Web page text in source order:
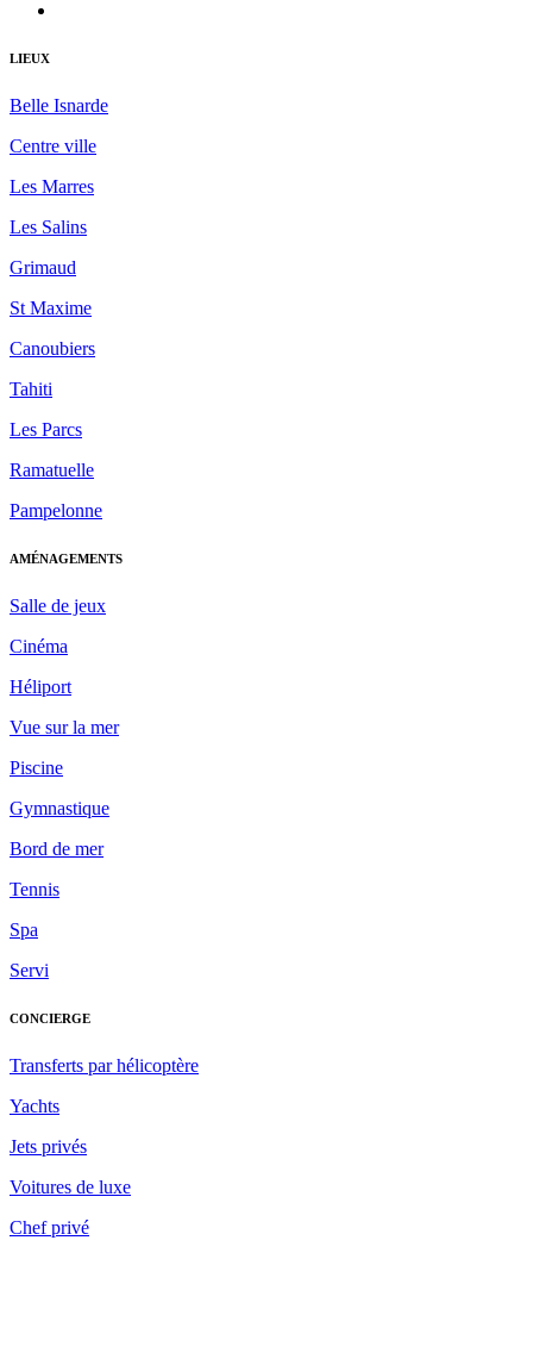
LIEUX
Belle Isnarde
Centre ville
Les Marres
Les Salins
Grimaud
St Maxime
Canoubiers
Tahiti
Les Parcs
Ramatuelle
Pampelonne
AMÉNAGEMENTS
Salle de jeux
Cinéma
Héliport
Vue sur la mer
Piscine
Gymnastique
Bord de mer
Tennis
Spa
Servi
CONCIERGE
Transferts par hélicoptère
Yachts
Jets privés
Voitures de luxe
Chef privé